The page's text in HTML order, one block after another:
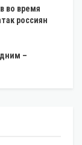
во время
россиян
–